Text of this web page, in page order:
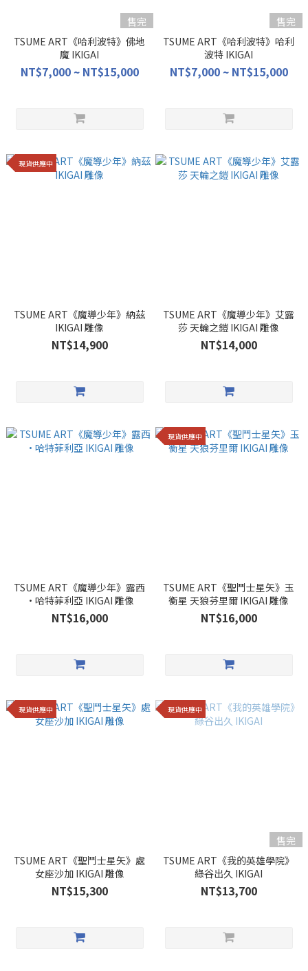
售完
TSUME ART《哈利波特》佛地
魔 IKIGAI
NT$7,000 ~ NT$15,000
售完
TSUME ART《哈利波特》哈利
波特 IKIGAI
NT$7,000 ~ NT$15,000
現貨供應中
TSUME ART《魔導少年》納茲
IKIGAI 雕像
NT$14,900
TSUME ART《魔導少年》艾露
莎 天輪之鎧 IKIGAI 雕像
NT$14,000
TSUME ART《魔導少年》露西
·哈特菲利亞 IKIGAI 雕像
NT$16,000
現貨供應中
TSUME ART《聖鬥士星矢》玉
衡星 天狼芬里爾 IKIGAI 雕像
NT$16,000
現貨供應中
TSUME ART《聖鬥士星矢》處
女座沙加 IKIGAI 雕像
NT$15,300
現貨供應中
售完
TSUME ART《我的英雄學院》
綠谷出久 IKIGAI
NT$13,700